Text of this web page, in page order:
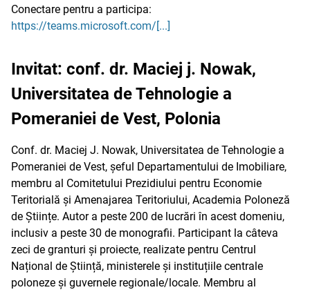
Conectare pentru a participa:
https://teams.microsoft.com/[...]
Invitat: conf. dr. Maciej j. Nowak,
Universitatea de Tehnologie a
Pomeraniei de Vest, Polonia
Conf. dr. Maciej J. Nowak, Universitatea de Tehnologie a
Pomeraniei de Vest, șeful Departamentului de Imobiliare,
membru al Comitetului Prezidiului pentru Economie
Teritorială și Amenajarea Teritoriului, Academia Poloneză
de Științe. Autor a peste 200 de lucrări în acest domeniu,
inclusiv a peste 30 de monografii. Participant la câteva
zeci de granturi și proiecte, realizate pentru Centrul
Național de Știință, ministerele și instituțiile centrale
poloneze și guvernele regionale/locale. Membru al